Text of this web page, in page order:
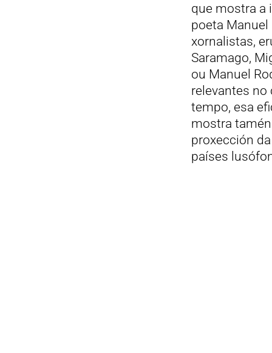
que mostra a
poeta
xornalistas,
Saramago,
ou Manuel
relevantes
tempo, esa
mostra
proxección
países